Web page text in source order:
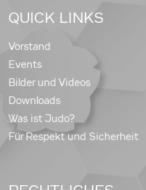
QUICK LINKS
Vorstand
Events
Bilder und Videos
Downloads
Was ist Judo?
Für Respekt und Sicherheit